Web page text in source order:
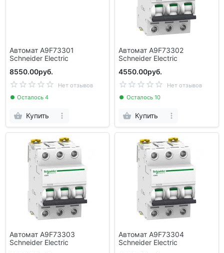
Автомат A9F73301
Schneider Electric
8550.00руб.
Нет отзывов
Осталось 4
Купить
Автомат A9F73302
Schneider Electric
4550.00руб.
Нет отзывов
Осталось 10
Купить
Автомат A9F73303
Schneider Electric
Автомат A9F73304
Schneider Electric